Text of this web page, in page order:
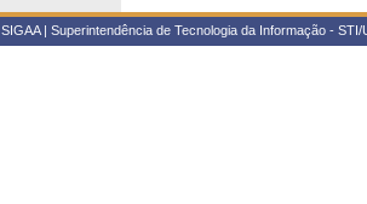
SIGAA | Superintendência de Tecnologia da Informação -